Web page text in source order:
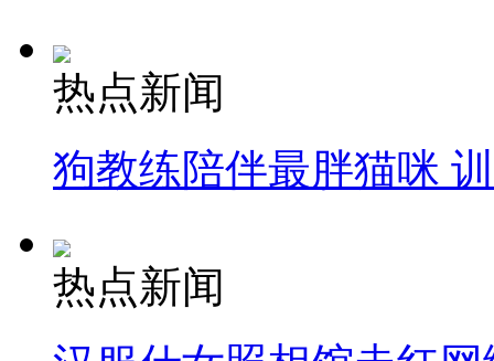
热点新闻
狗教练陪伴最胖猫咪
热点新闻